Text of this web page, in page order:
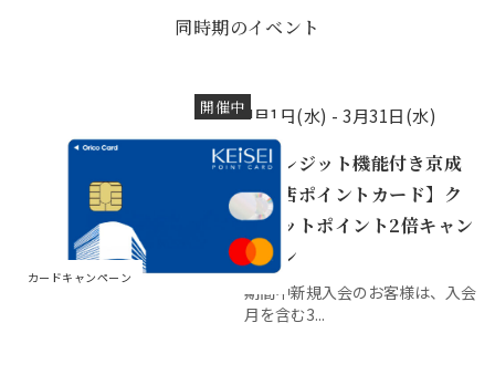
同時期のイベント
開催中
カードキャンペーン
4月1日(水) -3月31日(水)
【クレジット機能付き京成
百貨店ポイントカード】ク
レジットポイント2倍キャン
ペーン
期間中新規入会のお客様は、入会
月を含む3...